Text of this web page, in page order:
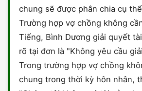
chung sẽ được phân chia cụ
Trường hợp vợ chồng không
Tiếng, Bình Dương giải quyết
rõ tại đơn là "Không yêu cầu
Trong trường hợp vợ chồng
chung trong thời kỳ hôn nhân,